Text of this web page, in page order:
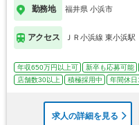
勤務地 福井県 小浜市
アクセス ＪＲ小浜線 東小浜駅
年収650万円以上可 新卒も応募可能
店舗数30以上
積極採用中 年間休
求人の詳細を見る